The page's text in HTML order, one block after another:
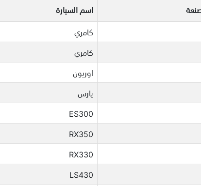
اسم السيارة
كامري
كامري
اوريون
يارس
ES300
RX350
RX330
LS430